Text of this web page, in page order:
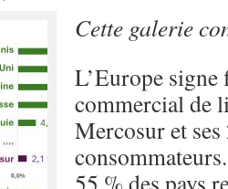
Cette galerie
L’Europe
commercial de
Mercosur et
55 % des pays